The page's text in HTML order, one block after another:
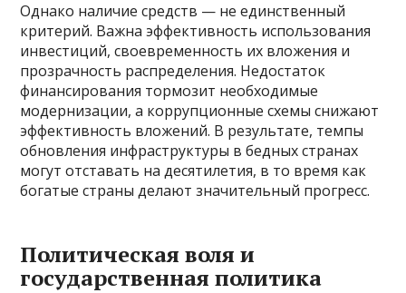
Однако наличие средств — не единственный
критерий. Важна эффективность использования
инвестиций, своевременность их вложения и
прозрачность распределения. Недостаток
финансирования тормозит необходимые
модернизации, а коррупционные схемы снижают
эффективность вложений. В результате, темпы
обновления инфраструктуры в бедных странах
могут отставать на десятилетия, в то время как
богатые страны делают значительный прогресс.
Политическая воля и
государственная политика